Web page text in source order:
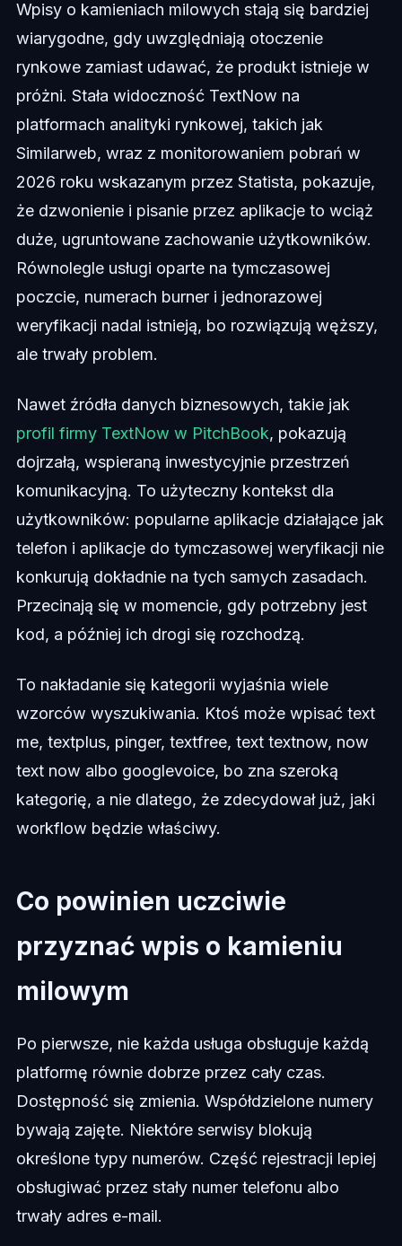
Wpisy o kamieniach milowych stają się bardziej
wiarygodne, gdy uwzględniają otoczenie
rynkowe zamiast udawać, że produkt istnieje w
próżni. Stała widoczność TextNow na
platformach analityki rynkowej, takich jak
Similarweb, wraz z monitorowaniem pobrań w
2026 roku wskazanym przez Statista, pokazuje,
że dzwonienie i pisanie przez aplikacje to wciąż
duże, ugruntowane zachowanie użytkowników.
Równolegle usługi oparte na tymczasowej
poczcie, numerach burner i jednorazowej
weryfikacji nadal istnieją, bo rozwiązują węższy,
ale trwały problem.
Nawet źródła danych biznesowych, takie jak
profil firmy TextNow w PitchBook, pokazują
dojrzałą, wspieraną inwestycyjnie przestrzeń
komunikacyjną. To użyteczny kontekst dla
użytkowników: popularne aplikacje działające jak
telefon i aplikacje do tymczasowej weryfikacji nie
konkurują dokładnie na tych samych zasadach.
Przecinają się w momencie, gdy potrzebny jest
kod, a później ich drogi się rozchodzą.
To nakładanie się kategorii wyjaśnia wiele
wzorców wyszukiwania. Ktoś może wpisać text
me, textplus, pinger, textfree, text textnow, now
text now albo googlevoice, bo zna szeroką
kategorię, a nie dlatego, że zdecydował już, jaki
workflow będzie właściwy.
Co powinien uczciwie
przyznać wpis o kamieniu
milowym
Po pierwsze, nie każda usługa obsługuje każdą
platformę równie dobrze przez cały czas.
Dostępność się zmienia. Współdzielone numery
bywają zajęte. Niektóre serwisy blokują
określone typy numerów. Część rejestracji lepiej
obsługiwać przez stały numer telefonu albo
trwały adres e-mail.